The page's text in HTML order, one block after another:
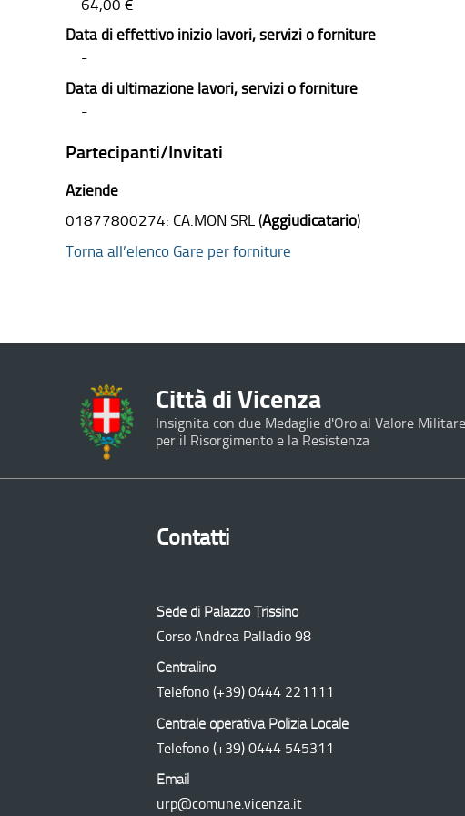
64,00 €
Data di effettivo inizio lavori, servizi o forniture
-
Data di ultimazione lavori, servizi o forniture
-
Partecipanti/Invitati
Aziende
01877800274: CA.MON SRL (Aggiudicatario)
Torna all’elenco Gare per forniture
Città di Vicenza
Insignita con due Medaglie d'Oro al Valore Militare
per il Risorgimento e la Resistenza
Contatti
Sede di Palazzo Trissino
Corso Andrea Palladio 98
Centralino
Telefono (+39) 0444 221111
Centrale operativa Polizia Locale
Telefono (+39) 0444 545311
Email
urp@comune.vicenza.it